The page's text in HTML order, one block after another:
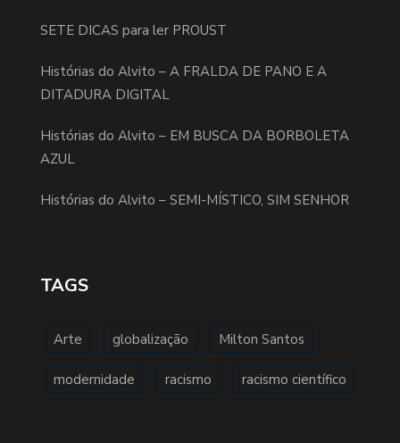
SETE DICAS para ler PROUST
Histórias do Alvito – A FRALDA DE PANO E A
DITADURA DIGITAL
Histórias do Alvito – EM BUSCA DA BORBOLETA
AZUL
Histórias do Alvito – SEMI-MÍSTICO, SIM SENHOR
TAGS
Arte globalização Milton Santos
modernidade racismo racismo científico